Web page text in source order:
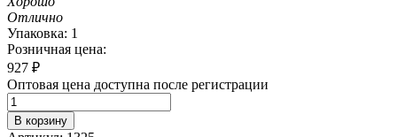
Отлично
Упаковка: 1
Розничная цена:
927 ₽
Оптовая цена доступна после регистрации
В корзину